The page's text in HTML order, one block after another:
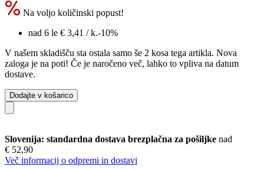
Na voljo količinski popust!
nad 6 le € 3,41 / k.-10%
V našem skladišču sta ostala samo še 2 kosa tega artikla. Nova
zaloga je na poti! Če je naročeno več, lahko to vpliva na datum
dostave.
Dodajte v košarico
Slovenija: standardna dostava brezplačna za pošiljke nad
€ 52,90
Več informacij o odpremi in dostavi